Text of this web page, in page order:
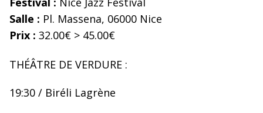
Salle : Pl. Massena, 06000 Nice
Prix : 32.00€ > 45.00€
THÉÂTRE DE VERDURE :
19:30 / Biréli Lagrène